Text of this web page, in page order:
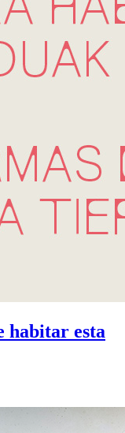
habitar esta